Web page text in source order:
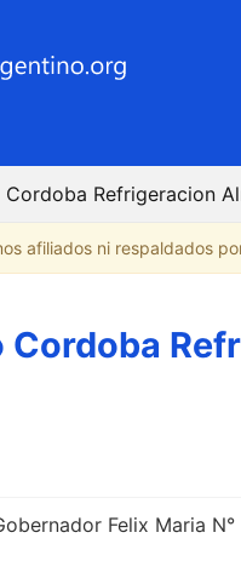
Cordoba Refrigeracion
afiliados ni respaldados
Cordoba
Felix Maria N°